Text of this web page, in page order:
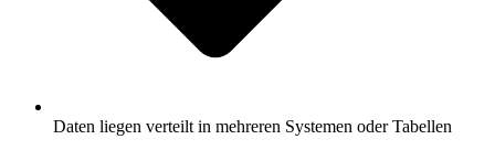
Daten liegen verteilt in mehreren Systemen oder Tabellen